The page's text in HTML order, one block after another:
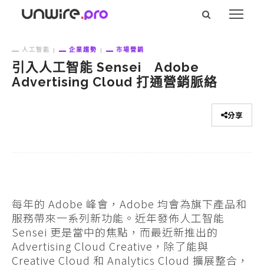
人工智能 企業趨勢 市場營銷
引入人工智能 Sensei Adobe
Advertising Cloud 打通營銷脈絡
分享
每年的 Adobe 峰會，Adobe 均會為旗下產品和
服務帶來一系列新功能。近年發佈人工智能
Sensei 更是當中的焦點，而最近新推出的
Advertising Cloud Creative，除了能與
Creative Cloud 和 Analytics Cloud 擴展整合，